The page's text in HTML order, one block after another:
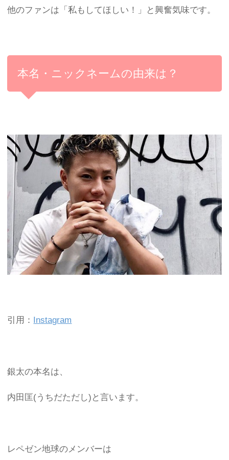
他のファンは「私もしてほしい！」と興奮気味です。
本名・ニックネームの由来は？
引用： Instagram
銀太の本名は、
内田匡(うちだただし)と言います。
レペゼン地球のメンバーは